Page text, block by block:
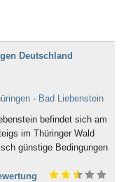
Deutschland
- Bad Liebenstein
befindet sich am
im Thüringer Wald
günstige Bedingungen